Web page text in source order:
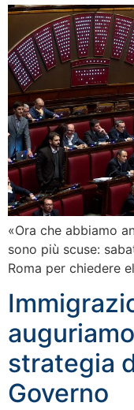
«Ora che abbiamo
sono più scuse:
Roma per chiedere
strategia
Governo